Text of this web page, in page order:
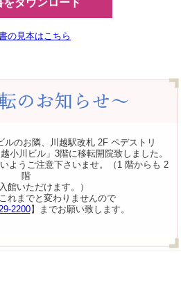
をダウンロード
の見本はこちら
ルのお隣、川越駅改札 2F ペデストリ
小川ビル」3階に移転開院致しました。
ようご注意下さいませ。（1 階からも 2
階
館いただけます。）
れまでと変わりませんので
2200】までお願い致します。